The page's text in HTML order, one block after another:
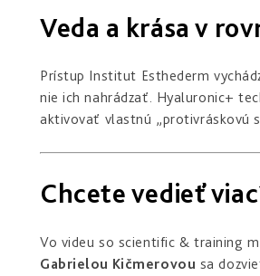
Veda a krása v
Prístup Institut Esthederm
nie ich nahrádzať. Hyaluronic+
aktivovať vlastnú „protivráskovú
Chcete vedieť
Vo videu so scientific & training
Gabrielou Kičmerovou sa